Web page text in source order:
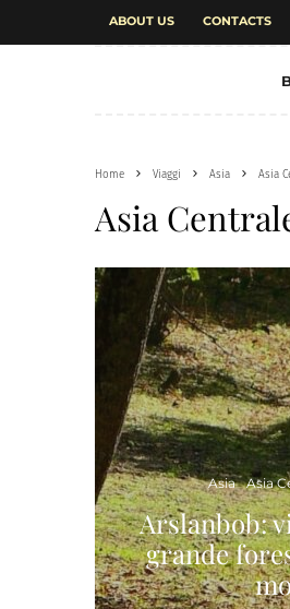
ABOUT US CONTACTS
Home Viaggi Asia Asia
Asia
Asia Asia
Arslanbob:
grande